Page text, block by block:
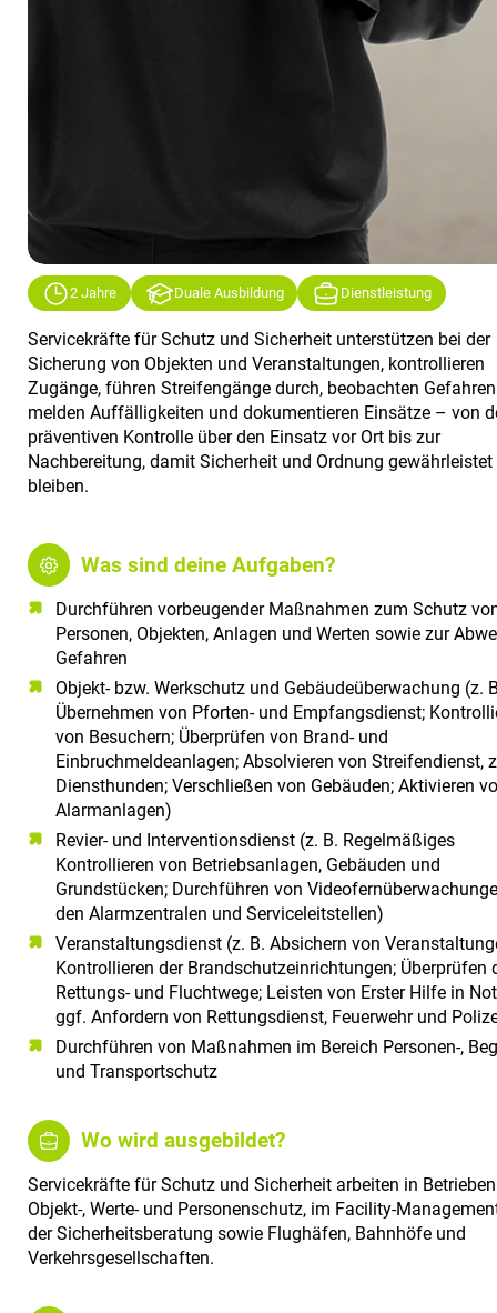
2 Jahre Duale Ausbildung Dienstleistung
Servicekräfte für Schutz und Sicherheit unterstützen bei der
Sicherung von Objekten und Veranstaltungen, kontrollieren
Zugänge, führen Streifengänge durch, beobachten
melden Auffälligkeiten und dokumentieren Einsätze – von
präventiven Kontrolle über den Einsatz vor Ort bis zur
Nachbereitung, damit Sicherheit und Ordnung gewährleistet
bleiben.
Was sind deine Aufgaben?
Durchführen vorbeugender Maßnahmen zum Schutz
Personen, Objekten, Anlagen und Werten sowie zur
Gefahren
Objekt- bzw. Werkschutz und Gebäudeüberwachung (z.
Übernehmen von Pforten- und Empfangsdienst;
von Besuchern; Überprüfen von Brand- und
Einbruchmeldeanlagen; Absolvieren von Streifendienst,
Diensthunden; Verschließen von Gebäuden; Aktivieren
Alarmanlagen)
Revier- und Interventionsdienst (z. B. Regelmäßiges
Kontrollieren von Betriebsanlagen, Gebäuden und
Grundstücken; Durchführen von
den Alarmzentralen und Serviceleitstellen)
Veranstaltungsdienst (z. B. Absichern von
Kontrollieren der Brandschutzeinrichtungen; Überprüfen
Rettungs- und Fluchtwege; Leisten von Erster Hilfe in
ggf. Anfordern von Rettungsdienst, Feuerwehr und
Durchführen von Maßnahmen im Bereich Personen-,
und Transportschutz
Wo wird ausgebildet?
Servicekräfte für Schutz und Sicherheit arbeiten in
Objekt-, Werte- und Personenschutz, im Facility-
der Sicherheitsberatung sowie Flughäfen, Bahnhöfe und
Verkehrsgesellschaften.